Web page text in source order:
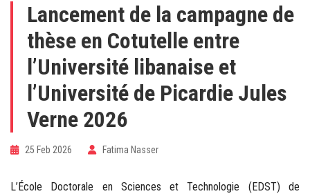
Lancement de la campagne de
thèse en Cotutelle entre
l’Université libanaise et
l’Université de Picardie Jules
Verne 2026
25 Feb 2026 Fatima Nasser
L’École Doctorale en Sciences et Technologie (EDST) de